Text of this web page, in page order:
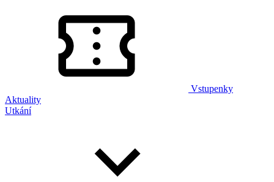
Vstupenky
Aktuality
Utkání